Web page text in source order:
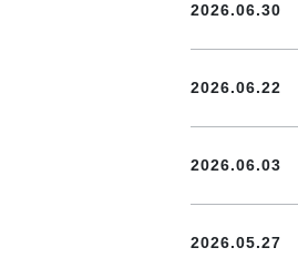
2026.06.30
2026.06.22
2026.06.03
2026.05.27